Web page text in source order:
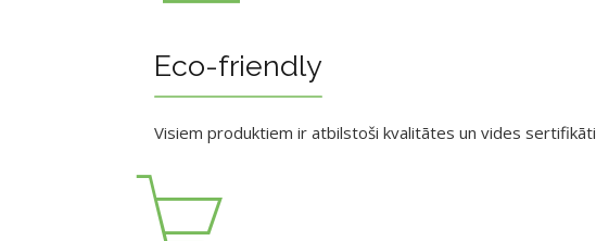
Eco-friendly
Visiem produktiem ir atbilstoši kvalitātes un vides sertifikāti